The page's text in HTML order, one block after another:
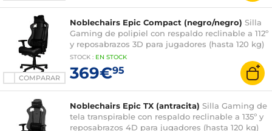
COMPARAR
Noblechairs Epic Compact (negro/negro) Silla
Gaming de polipiel con respaldo reclinable a 112º
y reposabrazos 3D para jugadores (hasta 120 kg)
STOCK : EN STOCK
369€95
Noblechairs Epic TX (antracita) Silla Gaming de
tela transpirable con respaldo reclinable a 135º y
reposabrazos 4D para jugadores (hasta 120 kg)